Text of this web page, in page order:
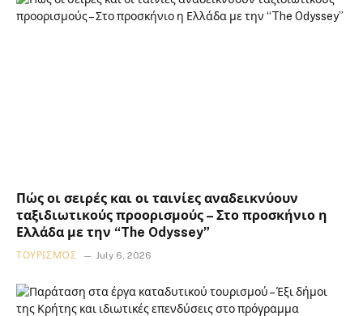
Πώς οι σειρές και οι ταινίες αναδεικνύουν
ταξιδιωτικούς προορισμούς – Στο προσκήνιο η
Ελλάδα με την “The Odyssey”
ΤΟΥΡΙΣΜΌΣ July 6, 2026